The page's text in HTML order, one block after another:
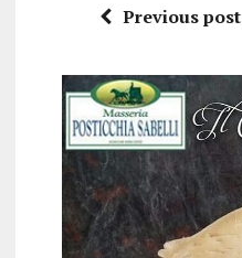
Previous post